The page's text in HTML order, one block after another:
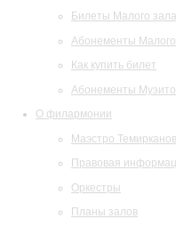
Билеты Малого зала
Абонементы
Как купить билет
Абонементы
О филармонии
Маэстро Темирканов
Правовая
Оркестры
Планы залов